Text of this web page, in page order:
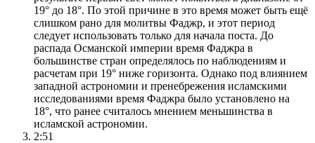
19° до 18°. По этой причине в это время может быть ещё
слишком рано для молитвы Фаджр, и этот период
следует использовать только для начала поста. До
распада Османской империи время Фаджра в
большинстве стран определялось по наблюдениям и
расчетам при 19° ниже горизонта. Однако под влиянием
западной астрономии и пренебрежения исламскими
исследованиями время Фаджра было установлено на
18°, что ранее считалось мнением меньшинства в
исламской астрономии.
2:51